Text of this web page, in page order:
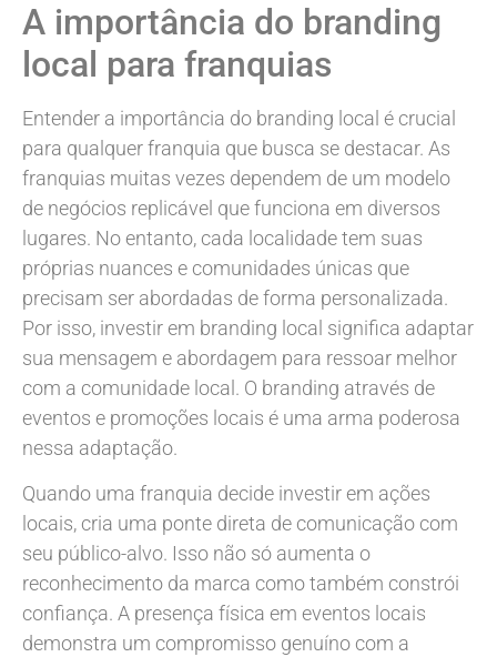
A importância do branding
local para franquias
Entender a importância do branding local é crucial
para qualquer franquia que busca se destacar. As
franquias muitas vezes dependem de um modelo
de negócios replicável que funciona em diversos
lugares. No entanto, cada localidade tem suas
próprias nuances e comunidades únicas que
precisam ser abordadas de forma personalizada.
Por isso, investir em branding local significa adaptar
sua mensagem e abordagem para ressoar melhor
com a comunidade local. O branding através de
eventos e promoções locais é uma arma poderosa
nessa adaptação.
Quando uma franquia decide investir em ações
locais, cria uma ponte direta de comunicação com
seu público-alvo. Isso não só aumenta o
reconhecimento da marca como também constrói
confiança. A presença física em eventos locais
demonstra um compromisso genuíno com a